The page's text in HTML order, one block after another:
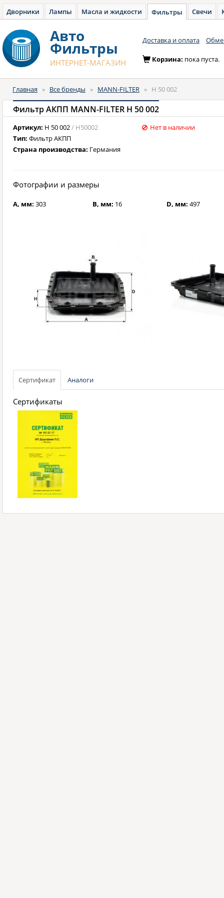
Дворники Лампы Масла и жидкости Фильтры Свечи
Авто
Фильтры
ИНТЕРНЕТ-МАГАЗИН
Доставка и оплата
Корзина: пока пуста.
Главная » Все бренды » MANN-FILTER » H 50 002
Фильтр АКПП MANN-FILTER H 50 002
Артикул: H 50 002/ H50002
Тип: Фильтр АКПП
Страна производства: Германия
Нет в наличии
Фотографии и размеры
A, мм: 303 B, мм: 16 D, мм:497
Сертификат Аналоги
Сертификаты